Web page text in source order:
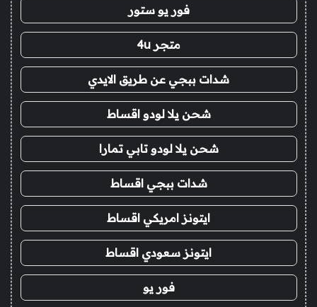
فور يو ستور
متجر 4u
شدات ببجي عن طريق الايدي
شحن يلا لودو اقساط
شحن يلا لودو تابي تمارا
شدات ببجي اقساط
ايتونز امريكي اقساط
ايتونز سعودي اقساط
فور يو